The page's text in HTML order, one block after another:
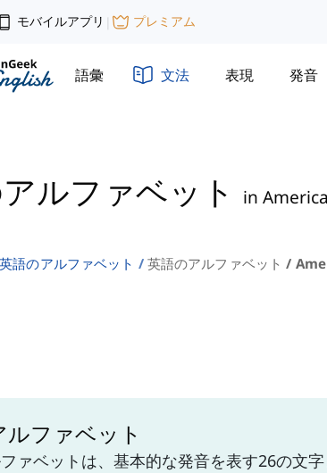
モバイルアプリ | プレミアム
語彙 文法 表現 発音
ルファベット in
英語のアルファベット 英語のアルファベット /
ファベット
ァベットは、基本的な発音を表す26の文